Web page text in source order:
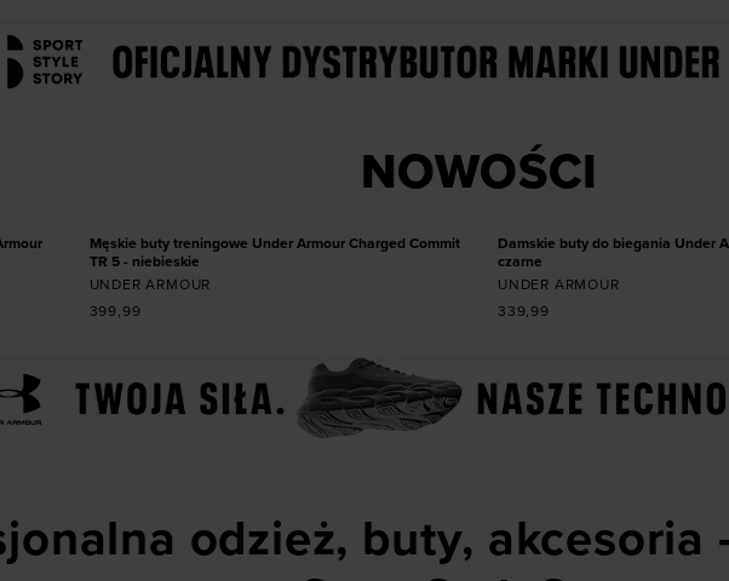
NOWOŚCI
44,5
45
47,5
Męskie buty treningowe Under Armour Charged Commit
TR 5 - niebieskie
UNDER ARMOUR
399,99
36 36,5
Damskie buty do biegania Under
czarne
UNDER ARMOUR
339,99
odzież, buty, akcesoria